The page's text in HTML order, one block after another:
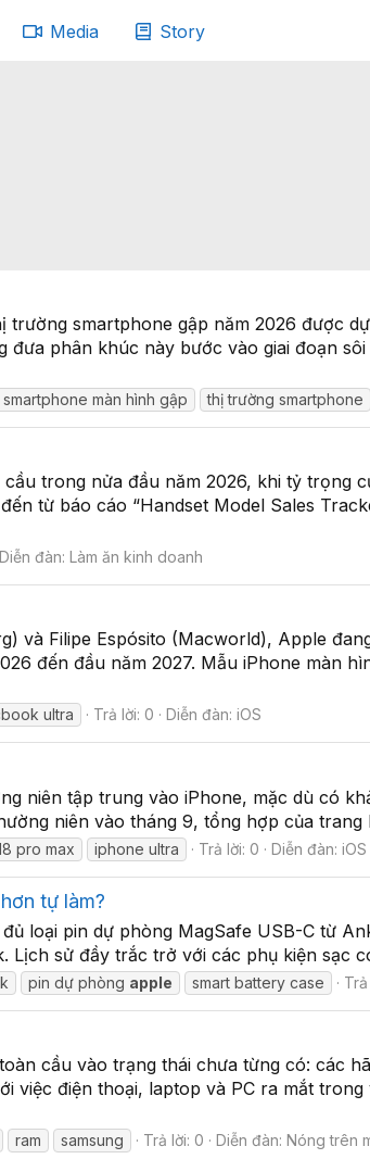
Media Story
smartphone gập năm 2026 được
phân khúc này bước vào giai đoạn
smartphone màn hình gập thị trường smartphone
trong nửa đầu năm 2026, khi tỷ trọng
từ báo cáo “Handset Model Sales
Diễn đàn:Làm ăn kinh doanh
và Filipe Espósito (Macworld), Apple
đến đầu năm 2027. Mẫu iPhone màn
ultra Trả lời: 0 Diễn đàn:iOS
niên tập trung vào iPhone, mặc dù có
niên vào tháng 9, tổng hợp của trang
pro max iphone ultra Trả lời: 0 Diễn đàn:iOS
tự làm?
loại pin dự phòng MagSafe USB-C từ
Lịch sử đầy trắc trở với các phụ kiện sạc
pin dự phòng apple smart battery case
cầu vào trạng thái chưa từng có: các
việc điện thoại, laptop và PC ra mắt
ram samsung Trả lời: 0 Diễn đàn:Nóng trên